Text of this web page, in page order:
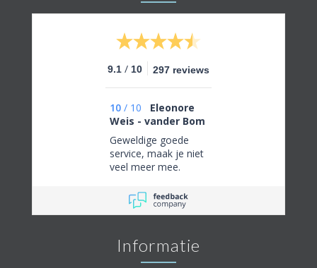
9.1 / 10 297 reviews
10 / 10
Eleonore
Weis - vander Bom
Geweldige goede
service, maak je niet
veel meer mee.
Informatie